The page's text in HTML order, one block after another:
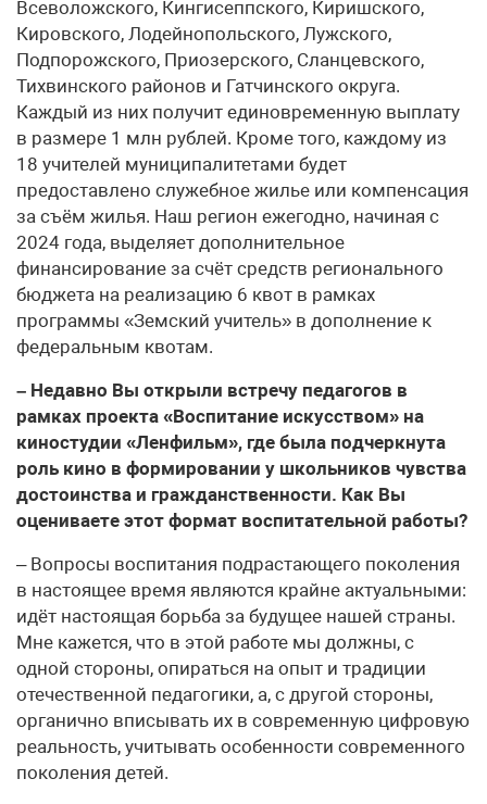
Всеволожского, Кингисеппского, Киришского,
Кировского, Лодейнопольского, Лужского,
Подпорожского, Приозерского, Сланцевского,
Тихвинского районов и Гатчинского округа.
Каждый из них получит единовременную выплату
в размере 1 млн рублей. Кроме того, каждому из
18 учителей муниципалитетами будет
предоставлено служебное жилье или компенсация
за съём жилья. Наш регион ежегодно, начиная с
2024 года, выделяет дополнительное
финансирование за счёт средств регионального
бюджета на реализацию 6 квот в рамках
программы «Земский учитель» в дополнение к
федеральным квотам.
– Недавно Вы открыли встречу педагогов в
рамках проекта «Воспитание искусством» на
киностудии «Ленфильм», где была подчеркнута
роль кино в формировании у школьников чувства
достоинства и гражданственности. Как Вы
оцениваете этот формат воспитательной работы?
– Вопросы воспитания подрастающего поколения
в настоящее время являются крайне актуальными:
идёт настоящая борьба за будущее нашей страны.
Мне кажется, что в этой работе мы должны, с
одной стороны, опираться на опыт и традиции
отечественной педагогики, а, с другой стороны,
органично вписывать их в современную цифровую
реальность, учитывать особенности современного
поколения детей.